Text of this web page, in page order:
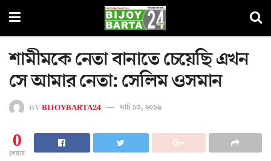
শামীমকে নেতা বানাতে চেয়েছি এখন
সে আমার নেতা: সেলিম ওসমান
BYBIJOYBARTA24 মার্চ ১৩, ২০১৬
0
শেয়ার